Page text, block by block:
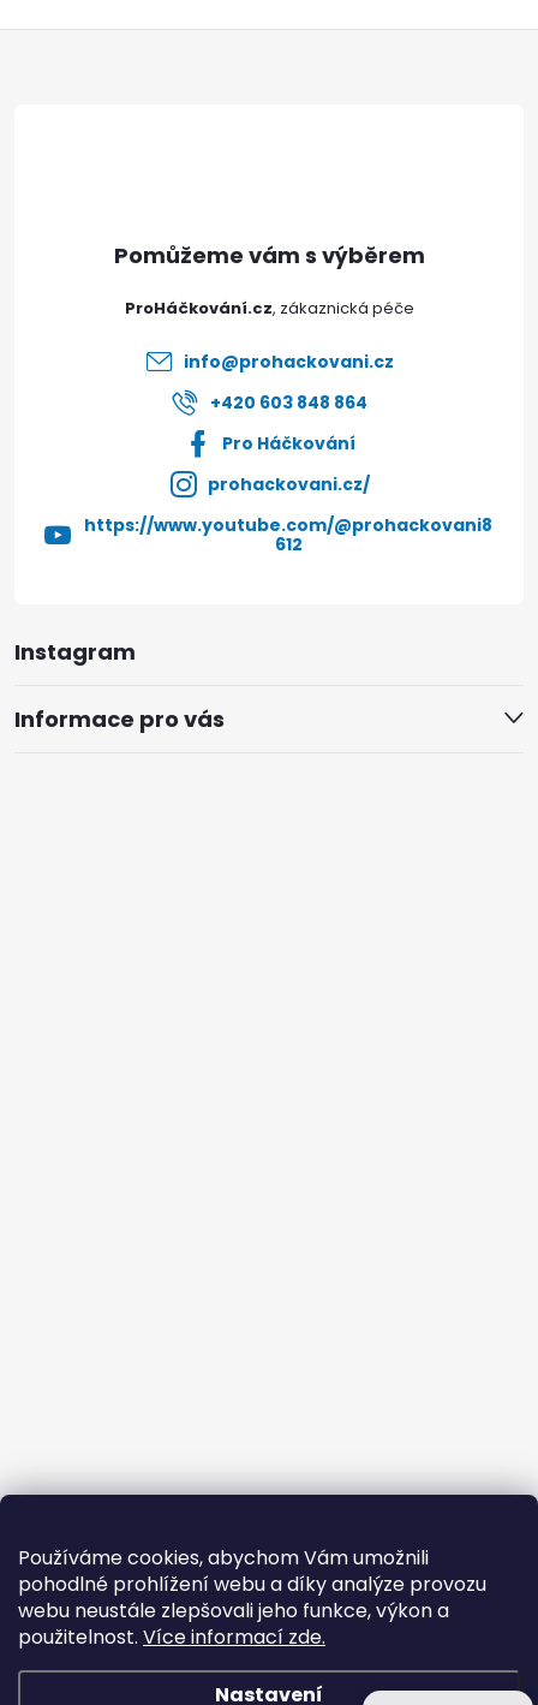
Používáme cookies, abychom Vám umožnili
pohodlné prohlížení webu a díky analýze provozu
webu neustále zlepšovali jeho funkce, výkon a
použitelnost. Více informací zde.
Nastavení
Instagram
Informace pro vás
ProHáčkování.cz
info@prohackovani.cz
+420 603 848 864
Pro Háčkování
prohackovani.cz/
https://www.youtube.com/@prohackovani8
612